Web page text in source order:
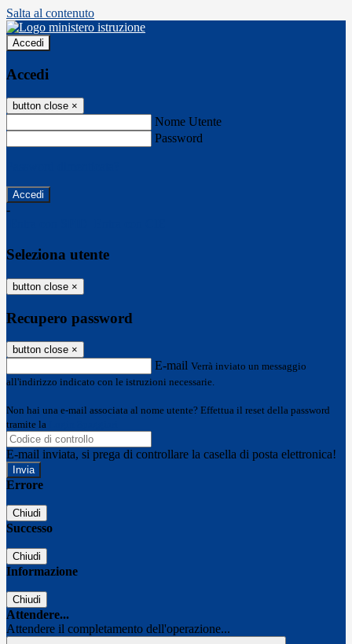
Salta al contenuto
Accedi
Accedi
button close ×
Nome Utente
Password
-
Seleziona utente
button close ×
Recupero password
button close ×
E-mail Verrà inviato un messaggio
all'indirizzo indicato con le istruzioni necessarie.
Non hai una e-mail associata al nome utente? Effettua il reset della password
tramite la
E-mail inviata, si prega di controllare la casella di posta elettronica!
Errore
Chiudi
Successo
Chiudi
Informazione
Chiudi
Attendere...
Attendere il completamento dell'operazione...